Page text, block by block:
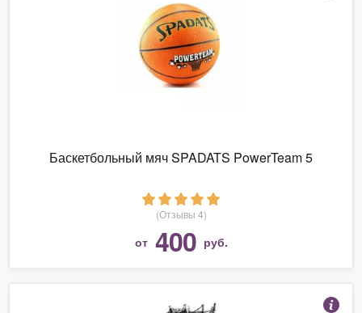
Баскетбольный мяч SPADATS PowerTeam 5
(Отзывы 4)
от 400 руб.